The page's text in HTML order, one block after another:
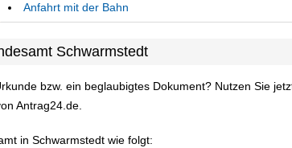
Anfahrt mit der Bahn
Schwarmstedt
bzw. ein beglaubigtes Dokument? Nutzen Sie
Antrag24.de.
in Schwarmstedt wie folgt: